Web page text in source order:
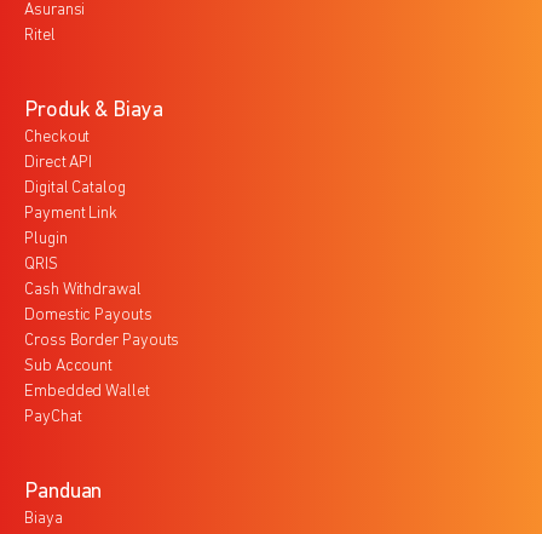
Asuransi
Ritel
Produk & Biaya
Checkout
Direct API
Digital Catalog
Payment Link
Plugin
QRIS
Cash Withdrawal
Domestic Payouts
Cross Border Payouts
Sub Account
Embedded Wallet
PayChat
Panduan
Biaya